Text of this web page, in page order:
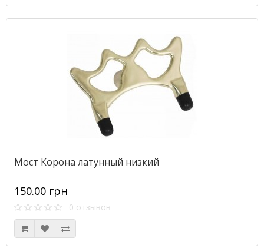
Мост Корона латунный низкий
150.00 грн
0 отзывов